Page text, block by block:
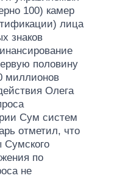
100) камер
лица
знаков
половину
миллионов
Олега
Сум систем
отметил, что
Сумского
по
не